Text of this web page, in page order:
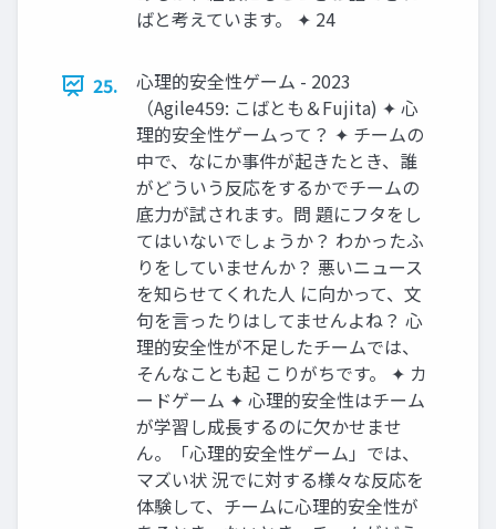
ばと考えています。 ✦ 24
25.
心理的安全性ゲーム - 2023
（Agile459: こばとも＆Fujita) ✦ 心
理的安全性ゲームって？ ✦ チームの
中で、なにか事件が起きたとき、誰
がどういう反応をするかでチームの
底力が試されます。問 題にフタをし
てはいないでしょうか？ わかったふ
りをしていませんか？ 悪いニュース
を知らせてくれた人 に向かって、文
句を言ったりはしてませんよね？ 心
理的安全性が不足したチームでは、
そんなことも起 こりがちです。 ✦ カ
ードゲーム ✦ 心理的安全性はチーム
が学習し成長するのに欠かせませ
ん。「心理的安全性ゲーム」では、
マズい状 況でに対する様々な反応を
体験して、チームに心理的安全性が